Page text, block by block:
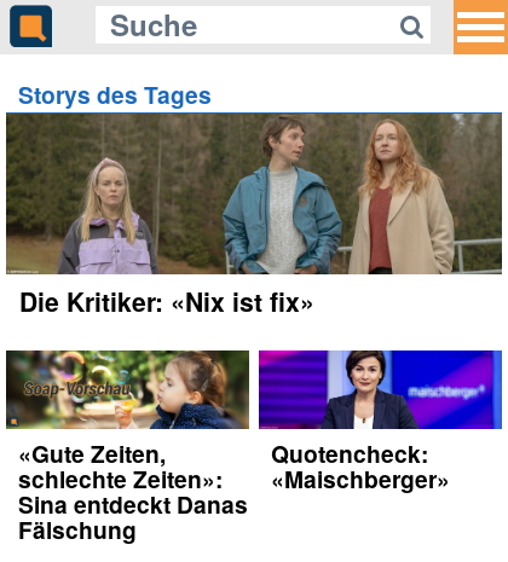
Storys des Tages
Die Kritiker: «Nix ist fix»
«Gute Zeiten,
schlechte Zeiten»:
Sina entdeckt Danas
Fälschung
Quotencheck:
«Maischberger»